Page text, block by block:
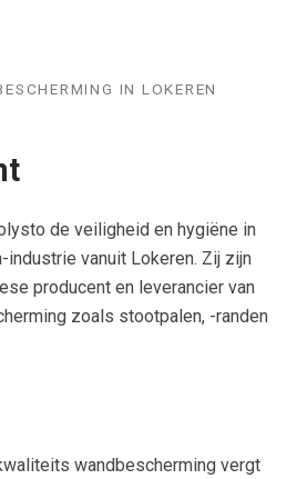
IN LOKEREN
de veiligheid en hygiëne in
vanuit Lokeren. Zij zijn
producent en leverancier van
zoals stootpalen, -randen
wandbescherming vergt